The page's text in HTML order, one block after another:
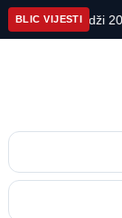
BLIC VIJESTI
2027. godine